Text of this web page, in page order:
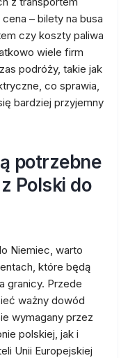
– bilety na busa
czy koszty paliwa
wiele firm
podróży, takie jak
co sprawia,
bardziej przyjemny
potrzebne
Polski do
Niemiec, warto
które będą
granicy. Przede
ważny dowód
wymagany przez
polskiej, jak i
Unii Europejskiej